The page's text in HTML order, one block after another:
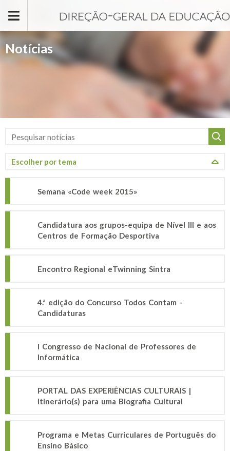
Notícias
Semana «Code week 2015»
Candidatura aos grupos-equipa de Nível III e aos
Centros de Formação Desportiva
Encontro Regional eTwinning Sintra
4.ª edição do Concurso Todos Contam -
Candidaturas
I Congresso de Nacional de Professores de
Informática
PORTAL DAS EXPERIÊNCIAS CULTURAIS |
Itinerário(s) para uma Biografia Cultural
Programa e Metas Curriculares de Português do
Ensino Básico